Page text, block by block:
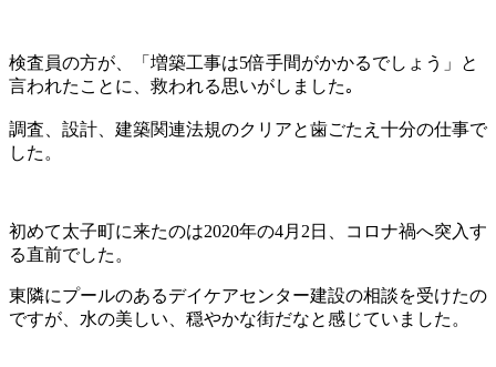
検査員の方が、「増築工事は5倍手間がかかるでしょう」と
言われたことに、救われる思いがしました｡
調査、設計、建築関連法規のクリアと歯ごたえ十分の仕事で
した。
初めて太子町に来たのは2020年の4月2日、コロナ禍へ突入す
る直前でした。
東隣にプールのあるデイケアセンター建設の相談を受けたの
ですが、水の美しい、穏やかな街だなと感じていました。